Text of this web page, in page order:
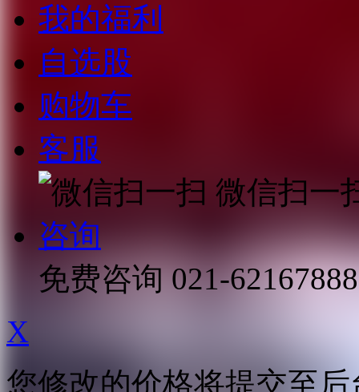
我的福利
自选股
购物车
客服
微信扫一
咨询
免费咨询 021-62167888
X
您修改的价格将提交至